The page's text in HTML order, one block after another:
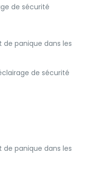
de sécurité
panique dans les
de sécurité
panique dans les